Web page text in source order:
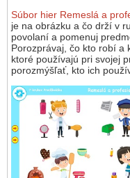
Súbor hier Remeslá a
je na obrázku a čo drží v
povolaní a pomenuj
Porozprávaj, čo kto robí a
ktoré používajú pri svojej
porozmýšľať, kto ich